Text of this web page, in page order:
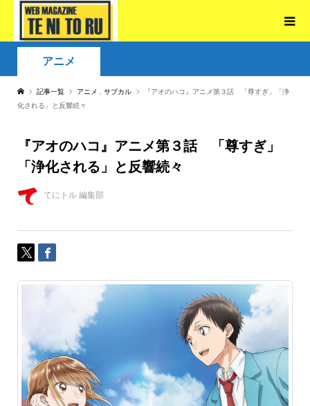
アニメ
記事一覧 アニメ サブカル
『アオのハコ』アニメ第３話 「尊すぎ」「浄
化される」と反響続々
『アオのハコ』アニメ第３話 「尊すぎ」
「浄化される」と反響続々
てにトル 編集部